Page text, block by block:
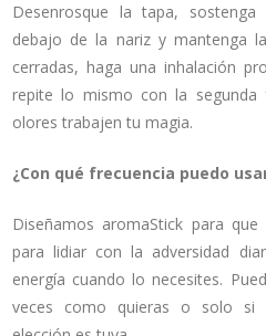
Desenrosque la tapa,
debajo de la nariz y mantenga
cerradas, haga una inhalación
repite lo mismo con la
olores trabajen tu magia.
¿Con qué frecuencia puedo
Diseñamos aromaStick para
para lidiar con la adversidad
energía cuando lo necesites.
veces como quieras o solo si